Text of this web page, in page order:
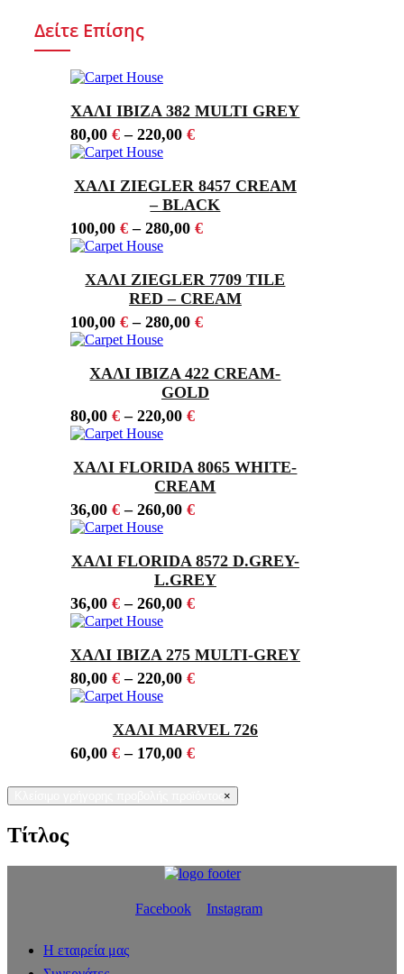
Δείτε Επίσης
ΧΑΛΙ IBIZA 382 MULTI GREY
80,00 €– 220,00 €
ΧΑΛΙ ZIEGLER 8457 CREAM
– BLACK
100,00 €– 280,00 €
ΧΑΛΙ ZIEGLER 7709 TILE
RED – CREAM
100,00 €– 280,00 €
ΧΑΛΙ IBIZA 422 CREAM-
GOLD
80,00 €– 220,00 €
ΧΑΛΙ FLORIDA 8065 WHITE-
CREAM
36,00 €– 260,00 €
ΧΑΛΙ FLORIDA 8572 D.GREY-
L.GREY
36,00 €– 260,00 €
ΧΑΛΙ IBIZA 275 MULTI-GREY
80,00 €– 220,00 €
ΧΑΛΙ MARVEL 726
60,00 €– 170,00 €
×
Τίτλος
Facebook Instagram
Η εταιρεία μας